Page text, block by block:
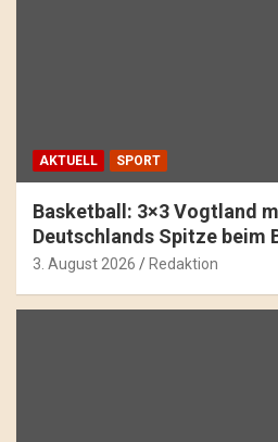
AKTUELL SPORT
Basketball: 3×3 Vogtland
Deutschlands Spitze beim
3. August 2026 Redaktion